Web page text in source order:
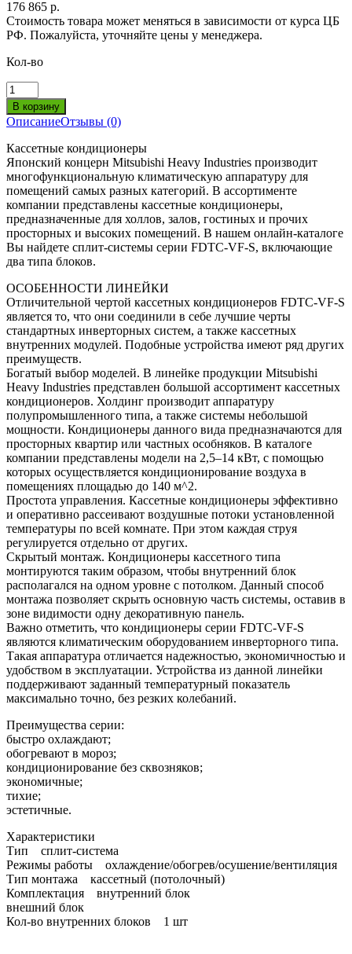
176 865 р.
Стоимость товара может меняться в зависимости от курса ЦБ
РФ. Пожалуйста, уточняйте цены у менеджера.
Кол-во
ОписаниеОтзывы (0)
Кассетные кондиционеры
Японский концерн Mitsubishi Heavy Industries производит
многофункциональную климатическую аппаратуру для
помещений самых разных категорий. В ассортименте
компании представлены кассетные кондиционеры,
предназначенные для холлов, залов, гостиных и прочих
просторных и высоких помещений. В нашем онлайн-каталоге
Вы найдете сплит-системы серии FDTC-VF-S, включающие
два типа блоков.
ОСОБЕННОСТИ ЛИНЕЙКИ
Отличительной чертой кассетных кондиционеров FDTC-VF-S
является то, что они соединили в себе лучшие черты
стандартных инверторных систем, а также кассетных
внутренних модулей. Подобные устройства имеют ряд других
преимуществ.
Богатый выбор моделей. В линейке продукции Mitsubishi
Heavy Industries представлен большой ассортимент кассетных
кондиционеров. Холдинг производит аппаратуру
полупромышленного типа, а также системы небольшой
мощности. Кондиционеры данного вида предназначаются для
просторных квартир или частных особняков. В каталоге
компании представлены модели на 2,5–14 кВт, с помощью
которых осуществляется кондиционирование воздуха в
помещениях площадью до 140 м^2.
Простота управления. Кассетные кондиционеры эффективно
и оперативно рассеивают воздушные потоки установленной
температуры по всей комнате. При этом каждая струя
регулируется отдельно от других.
Скрытый монтаж. Кондиционеры кассетного типа
монтируются таким образом, чтобы внутренний блок
располагался на одном уровне с потолком. Данный способ
монтажа позволяет скрыть основную часть системы, оставив в
зоне видимости одну декоративную панель.
Важно отметить, что кондиционеры серии FDTC-VF-S
являются климатическим оборудованием инверторного типа.
Такая аппаратура отличается надежностью, экономичностью и
удобством в эксплуатации. Устройства из данной линейки
поддерживают заданный температурный показатель
максимально точно, без резких колебаний.
Преимущества серии:
быстро охлаждают;
обогревают в мороз;
кондиционирование без сквозняков;
экономичные;
тихие;
эстетичные.
Характеристики
Тип сплит-система
Режимы работы охлаждение/обогрев/осушение/вентиляция
Тип монтажа кассетный (потолочный)
Комплектация внутренний блок
внешний блок
Кол-во внутренних блоков 1 шт